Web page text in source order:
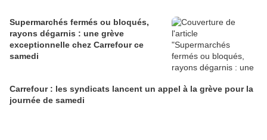
Supermarchés fermés ou bloqués,
rayons dégarnis : une grève
exceptionnelle chez Carrefour ce
samedi
Carrefour : les syndicats lancent un appel à la grève pour la
journée de samedi